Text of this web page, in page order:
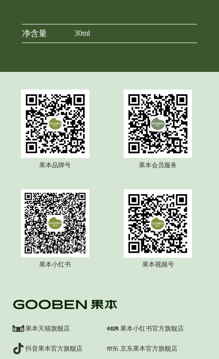
净含量 30ml
果本品牌号 果本会员服务
果本小红书 果本视频号
果本天猫旗舰店 果本小红书官方旗舰店
抖音果本官方旗舰店 京东果本官方旗舰店